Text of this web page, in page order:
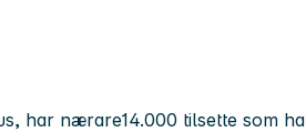
har nærare14.000 tilsette som